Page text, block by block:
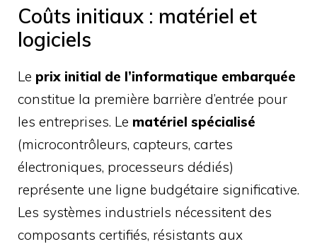
Coûts initiaux : matériel et
logiciels
Le prix initial de l’informatique embarquée
constitue la première barrière d’entrée pour
les entreprises. Le matériel spécialisé
(microcontrôleurs, capteurs, cartes
électroniques, processeurs dédiés)
représente une ligne budgétaire significative.
Les systèmes industriels nécessitent des
composants certifiés, résistants aux